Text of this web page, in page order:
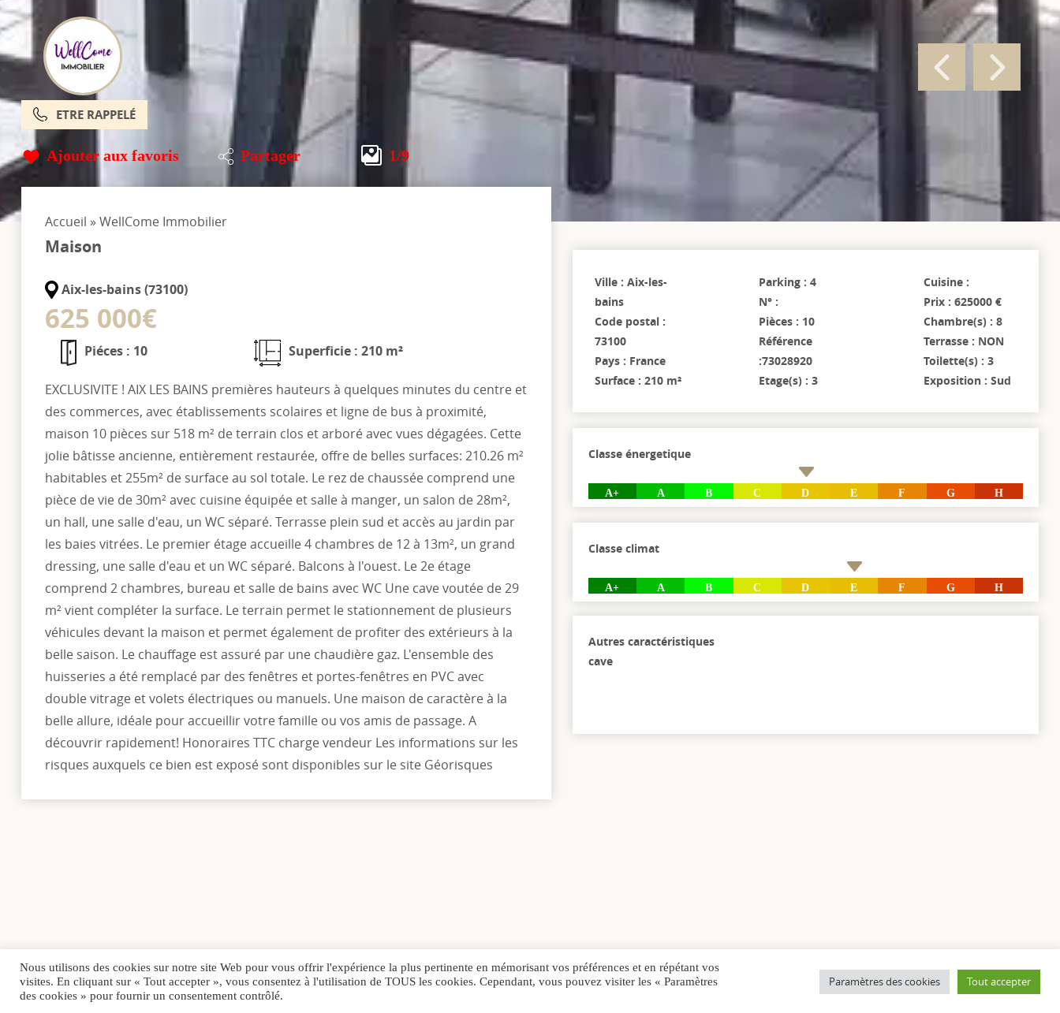
ETRE RAPPELÉ
Ajouter aux favoris Partager 1/9
Accueil »WellCome Immobilier
Maison
Aix-les-bains (73100)
625 000€
Piéces : 10 Superficie : 210 m²
EXCLUSIVITE ! AIX LES BAINS premières hauteurs à quelques minutes du centre et
des commerces, avec établissements scolaires et ligne de bus à proximité,
maison 10 pièces sur 518 m² de terrain clos et arboré avec vues dégagées. Cette
jolie bâtisse ancienne, entièrement restaurée, offre de belles surfaces: 210.26 m²
habitables et 255m² de surface au sol totale. Le rez de chaussée comprend une
pièce de vie de 30m² avec cuisine équipée et salle à manger, un salon de 28m²,
un hall, une salle d'eau, un WC séparé. Terrasse plein sud et accès au jardin par
les baies vitrées. Le premier étage accueille 4 chambres de 12 à 13m², un grand
dressing, une salle d'eau et un WC séparé. Balcons à l'ouest. Le 2e étage
comprend 2 chambres, bureau et salle de bains avec WC Une cave voutée de 29
m² vient compléter la surface. Le terrain permet le stationnement de plusieurs
véhicules devant la maison et permet également de profiter des extérieurs à la
belle saison. Le chauffage est assuré par une chaudière gaz. L'ensemble des
huisseries a été remplacé par des fenêtres et portes-fenêtres en PVC avec
double vitrage et volets électriques ou manuels. Une maison de caractère à la
belle allure, idéale pour accueillir votre famille ou vos amis de passage. A
découvrir rapidement! Honoraires TTC charge vendeur Les informations sur les
risques auxquels ce bien est exposé sont disponibles sur le site Géorisques
Ville : Aix-les-
bains
Code postal :
73100
Pays : France
Surface : 210 m²
Parking : 4
N° :
Pièces : 10
Référence
:73028920
Etage(s) : 3
Cuisine :
Prix : 625000 €
Chambre(s) : 8
Terrasse : NON
Toilette(s) : 3
Exposition : Sud
Classe énergetique
A+ A B C D E F G H
Classe climat
A+ A B C D E F G H
Autres caractéristiques
cave
Nous utilisons des cookies sur notre site Web pour vous offrir l'expérience la plus pertinente en mémorisant vos préférences et en répétant vos
visites. En cliquant sur « Tout accepter », vous consentez à l'utilisation de TOUS les cookies. Cependant, vous pouvez visiter les « Paramètres
des cookies » pour fournir un consentement contrôlé.
Paramètres des cookies Tout accepter